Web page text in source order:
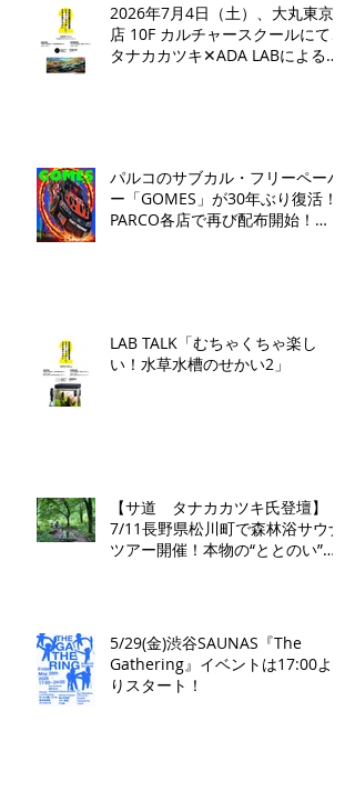
2026年7月4日（土）、大丸東京
店 10F カルチャースクールにて、
タナカカツキ✕ADA LABによるト
パルコのサブカル・フリーペーパ
ー「GOMES」が30年ぶり復活！
PARCO各店で再び配布開始！​
LAB TALK「むちゃくちゃ楽し
い！水草水槽のせかい2」
【サ道 タナカカツキ氏登壇】
7/11長野県松川町で森林浴サウナ
ツアー開催！本物の“ととのい”を
5/29(金)渋谷SAUNAS『The
Gathering』イベントは17:00よ
りスタート！